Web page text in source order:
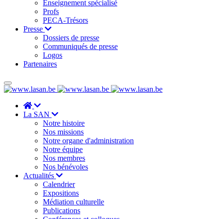
Enseignement spécialisé
Profs
PECA-Trésors
Presse
Dossiers de presse
Communiqués de presse
Logos
Partenaires
La SAN
Notre histoire
Nos missions
Notre organe d'administration
Notre équipe
Nos membres
Nos bénévoles
Actualités
Calendrier
Expositions
Médiation culturelle
Publications